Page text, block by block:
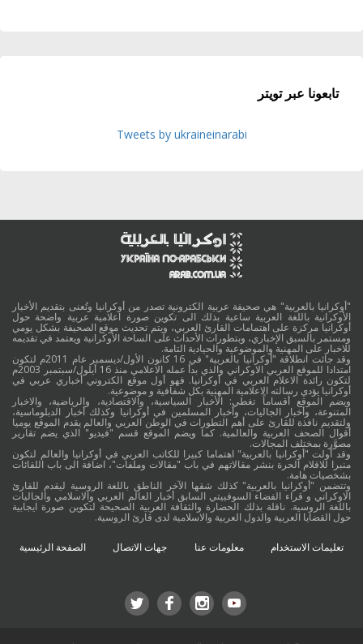
تابعونا عبر تويتر
Tweets by ukraineinarabi
"أوكرانيا بالعربية" هي صحيفة عربية الكترونية تصدر من أوكرانيا وتُعنى بتقديم الأخبار
الأوكرانية باللغة العربية ساعية بذلك الى تكوين صورة اعلامية عربية واضحة حول
أوكرانيا مركزة على اهتمامات القارئ العربي، ويتم تحديث موقع الصحيفة بشكل يومي
ومستمر بالسبق الإخباري، وبتطورات الأحداث على الساحة الأوكرانية ويعتمد في تقديمه
للاخبار على المهنية والموضوعية والحيادية التامة.
وقد جائت انطلاقة "أوكرانيا بالعربية" في 16 كانون الأول/ديسمبر عام 2011م لتكون
امتدادا للموقع العربي الاوكراني والذي بدأ عمله الاعلامي منذ 16 أيلول/سبتمبر 2003م
لتكون رائدة الاعلام العربي في أوكرانيا. فهو أول موقع الكتروني أخباري عربي في
أوكرانيا يؤدي رسالته الاعلامية المهنية بكل شفافية و موضوعية.
ويضم الموقع أقساماً تغطي: الأخبار السياسية، والاقتصادية، والرياضية، والاخبار
المتنوعة، وأخبار الجاليات، وأخبار المسلمين في أوكرانيا وكذلك أخبار الدبلوماسية،
ولتقديم نافذة للقارئ على أهم التطورات في الوطن العربي والعالم يقدم الموقع يوميا
أقوال الصحف العربية والعالمية. كما ويضم الموقع قسم "فيديو" الذي يضم تقارير
مصوَّرة بمختلف المجالات.
وقد أولت "أوكرانيا بالعربية" اهتماما كبيرا للكاتب العربي في أوكرانيا والعالم لتكون
منبرا للاقلام الحرة بنشر مقالاتهم في باب "مقالات وملفات"، اضافة الى باب اللقائات
بشخصيات هامة.
وتتضمن "أوكرانيا بالعربية" كذلك شقها الآخر الناطق باللغة الروسية ليقدم للقارئ
الاوكراني و قراء الفضاء السوفييتي السابق أخبار العالم العربي والاسلامي والجاليات
باللغة الروسية. ناقلة بذلك الحضارة والثقافة العربية الصحيحة لتكوين صورة ايجابية
حول القضايا العربية والدول العربية والاسلامية لدى قارئ الروسية.
تعليمات الاستخدام معلومات عنا جهات الاتصال الصفحة الرئيسية